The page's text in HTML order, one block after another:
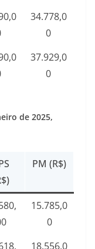
34.778,0
0
37.929,0
0
de 2025,
PM (R$)
15.785,0
0
18.556,0